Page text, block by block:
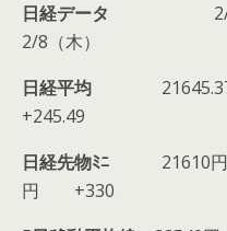
日経データ
2/8（木）
日経平均 21645.37
+245.49
日経先物ﾐﾆ
円 +330